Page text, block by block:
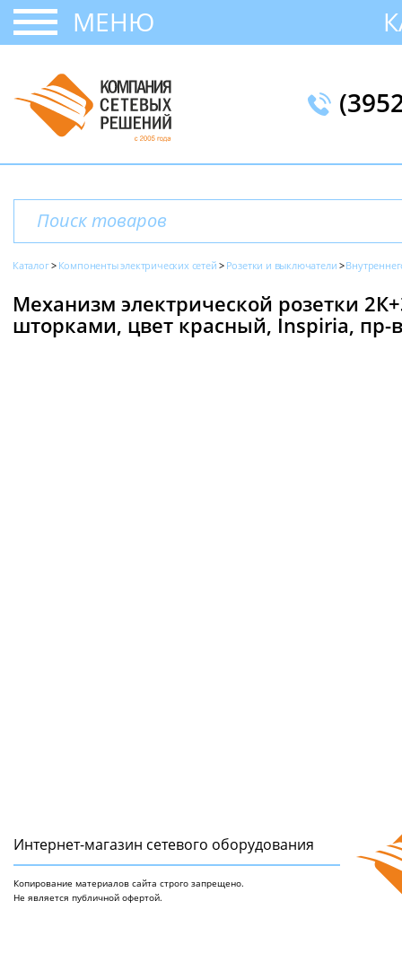
МЕНЮ
Каталог Компоненты электрических сетей Розетки и выключатели
Механизм электрической розетки
шторками, цвет красный, Inspiria, пр-
Интернет-магазин сетeвого оборудования
Копирование материалов сайта строго запрещено.
Не является публичной офертой.